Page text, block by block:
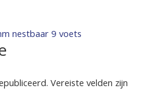
nestbaar 9 voets
Vereiste velden zijn